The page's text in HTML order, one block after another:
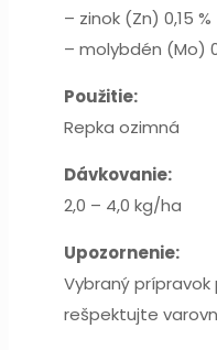
– zinok (Zn) 0,15 %
– molybdén (Mo)
Použitie:
Repka ozimná
Dávkovanie:
2,0 – 4,0 kg/ha
Upozornenie:
Vybraný
rešpektujte